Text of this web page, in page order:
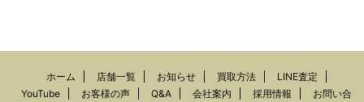
ホーム 店舗一覧 お知らせ 買取方法
LINE査定
YouTube
お客様の声 Q&A 会社案内 採用情報 お問い合